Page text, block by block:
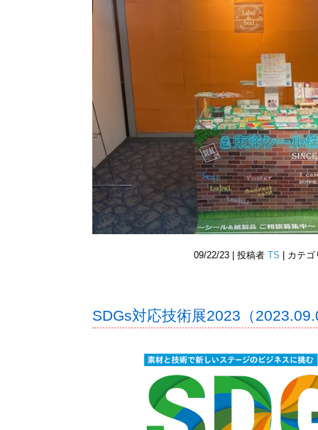
09/22/23 | 投稿者 TS | カテ
SDGs対応技術展2023（